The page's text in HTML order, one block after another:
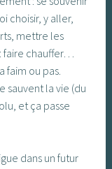
choisir, y aller,
mettre les
chauffer…
faim ou pas.
sauvent la vie (du
et ça passe
dans un futur